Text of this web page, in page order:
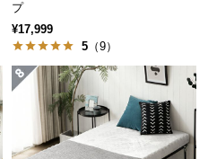
プ
¥17,999
5 （9）